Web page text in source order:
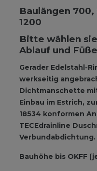
Baulängen
1200
Bitte wählen
Ablauf und
Gerader Edelstahl-
werkseitig
Dichtmanschette
Einbau im Estrich,
18534 konformen
TECEdrainline
Verbundabdichtung.
Bauhöhe bis OKFF